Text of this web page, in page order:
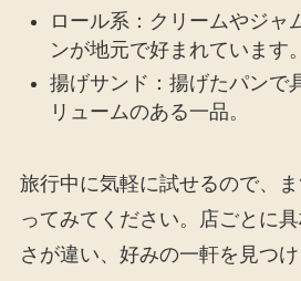
ロール系：クリームやジャ
ンが地元で好まれています。
揚げサンド：揚げたパンで
リュームのある一品。
旅行中に気軽に試せるので、
ってみてください。店ごとに
さが違い、好みの一軒を見つ